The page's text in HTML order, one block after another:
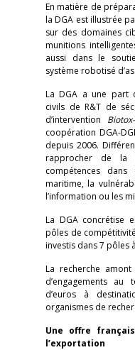
En matière de
la DGA est illustrée
sur des domaines
munitions
aussi dans le
système robotisé
La DGA a une part
civils de R&T de
d’intervention
coopération DGA-
depuis 2006.
rapprocher de la
compétences
maritime, la
l’information ou les
La DGA concrétise
pôles de
investis dans 7 pôles
La recherche
d’engagements
d’euros à
organismes de
Une offre
l’exportation